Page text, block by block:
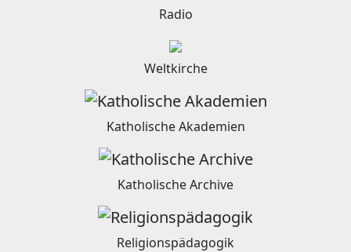
Radio
Weltkirche
Katholische Akademien
Katholische Archive
Religionspädagogik